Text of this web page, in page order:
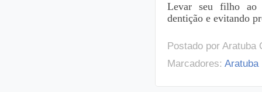
Levar seu filho ao
dentição e evitando
Postado por Aratuba
Marcadores: Aratuba